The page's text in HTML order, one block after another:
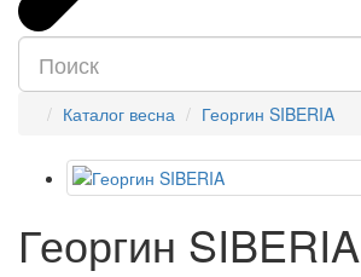
Каталог весна Георгин SIBERIA
Георгин SIBERIA